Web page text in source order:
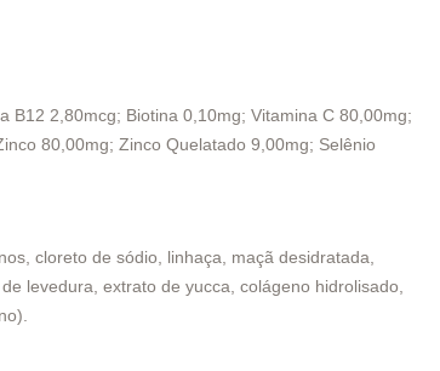
B12 2,80mcg; Biotina 0,10mg; Vitamina C 80,00mg;
80,00mg; Zinco Quelatado 9,00mg; Selênio
cloreto de sódio, linhaça, maçã desidratada,
levedura, extrato de yucca, colágeno hidrolisado,